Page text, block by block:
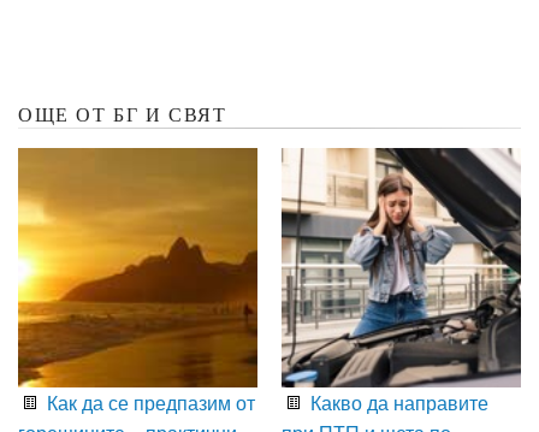
ОЩЕ ОТ БГ И СВЯТ
Как да се предпазим от
Какво да направите